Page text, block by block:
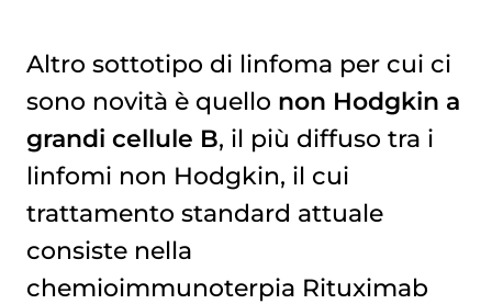
Altro sottotipo di linfoma per cui ci
sono novità è quello non Hodgkin a
grandi cellule B, il più diffuso tra i
linfomi non Hodgkin, il cui
trattamento standard attuale
consiste nella
chemioimmunoterpia Rituximab